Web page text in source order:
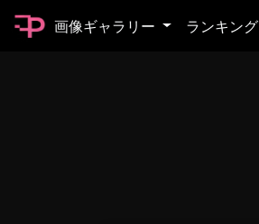
画像ギャラリー ランキング